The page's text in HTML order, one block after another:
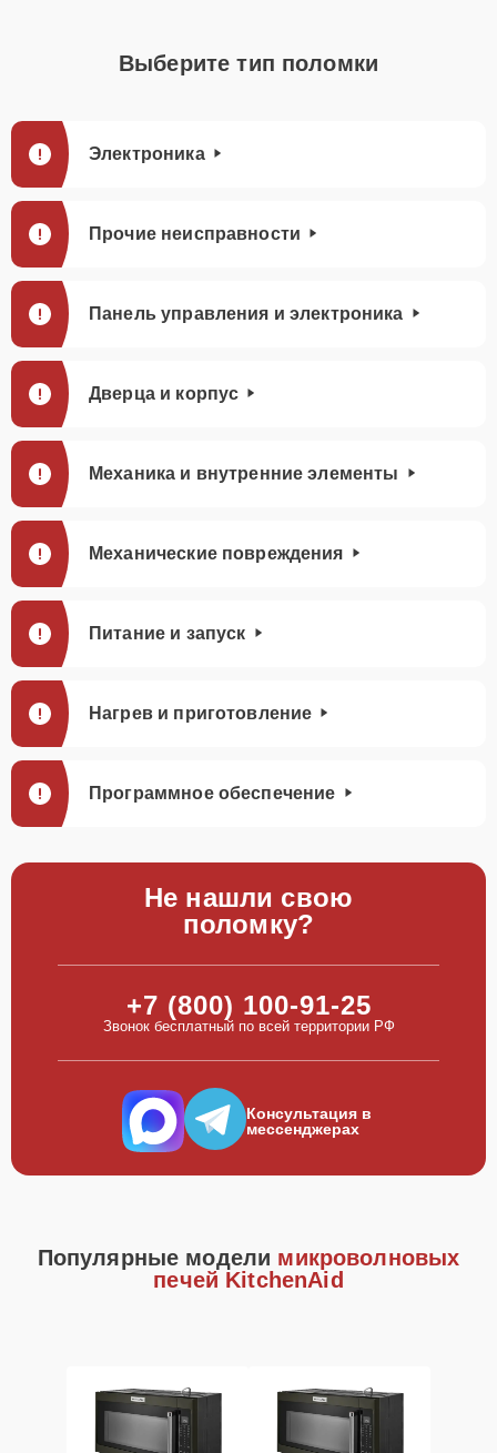
Выберите тип поломки
Электроника
Прочие неисправности
Панель управления и электроника
Дверца и корпус
Механика и внутренние элементы
Механические повреждения
Питание и запуск
Нагрев и приготовление
Программное обеспечение
Не нашли свою
поломку?
+7 (800) 100-91-25
Звонок бесплатный по всей территории РФ
Консультация в
мессенджерах
Популярные модели микроволновых
печей KitchenAid